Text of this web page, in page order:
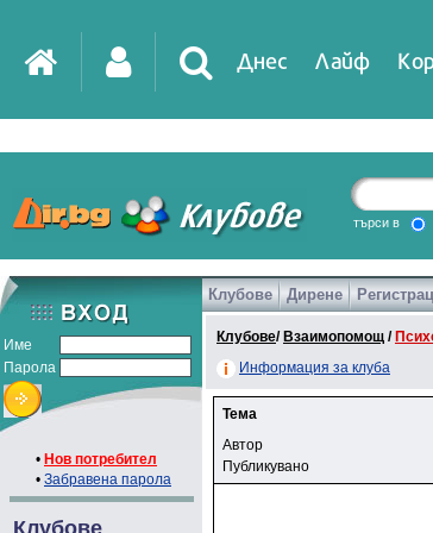
Днес Лайф
търси в
Име
Парола
• Нов потребител
• Забравена парола
Клубове
Клубове Дирене
Клубове/ Взаимопомощ /
Информация за клуба
Тема
Автор
Публикувано